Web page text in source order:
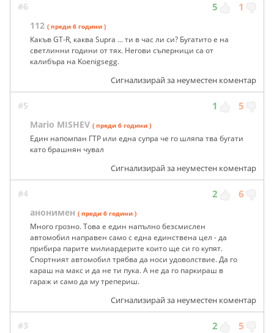
#6 5 1
112 ( преди 6 години )
Какъв GT-R, каква Supra ... ти в час ли си? Бугатито е на
светлинни години от тях. Негови съперници са от
калибъра на Koenigsegg.
Сигнализирай за неуместен коментар
#5 1 5
Mario MISHEV ( преди 6 години )
Един напомпан ГТР или една супра че го шляпа тва бугати
като брашнян чувал
Сигнализирай за неуместен коментар
#4 2 6
анонимен ( преди 6 години )
Много грозно. Това е един напълно безсмислен
автомобил направен само с една единствена цел - да
прибира парите милиардерите които ще си го купят.
Спортният автомобил трябва да носи удоволствие. Да го
караш на макс и да не ти пука. А не да го паркираш в
гараж и само да му трепериш.
Сигнализирай за неуместен коментар
#3 2 5